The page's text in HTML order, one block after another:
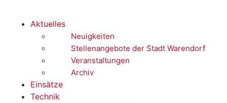
Aktuelles
Neuigkeiten
Stellenangebote der Stadt Warendorf
Veranstaltungen
Archiv
Einsätze
Technik